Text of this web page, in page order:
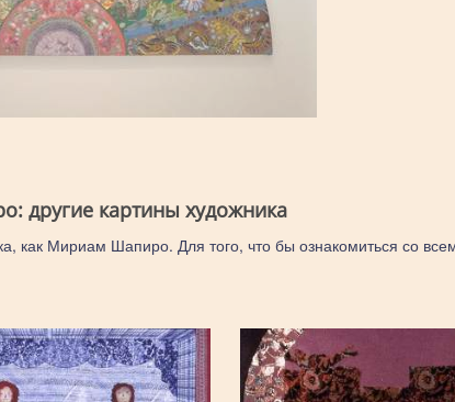
другие картины художника
как Мириам Шапиро. Для того, что бы ознакомиться со